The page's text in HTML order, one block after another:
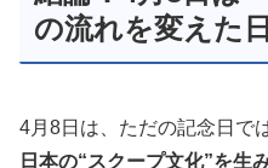
の流れを変えた日
4月8日は、ただの記念日で
日本の“スクープ文化”を生